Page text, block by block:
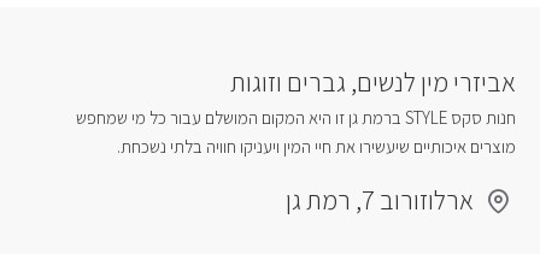
אביזרי מין לנשים, גברים וזוגות
חנות סקס STYLE ברמת גן זו היא המקום המושלם עבור כל מי שמחפש
מוצרים איכותיים שיעשירו את חיי המין ויעניקו חוויה בלתי נשכחת.
ארלוזורוב 7, רמת גן